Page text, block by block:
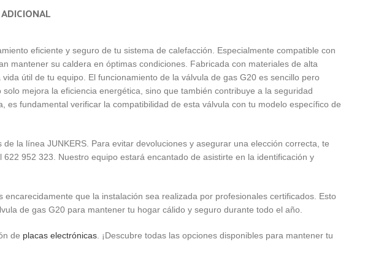
eficiente y seguro de tu sistema de calefacción. Especialmente compatible con
mantener su caldera en óptimas condiciones. Fabricada con materiales de alta
útil de tu equipo. El funcionamiento de la válvula de gas G20 es sencillo pero
mejora la eficiencia energética, sino que también contribuye a la seguridad
fundamental verificar la compatibilidad de esta válvula con tu modelo específico de
la línea JUNKERS. Para evitar devoluciones y asegurar una elección correcta, te
952 323. Nuestro equipo estará encantado de asistirte en la identificación y
que la instalación sea realizada por profesionales certificados. Esto
de gas G20 para mantener tu hogar cálido y seguro durante todo el año.
de placas electrónicas . ¡Descubre todas las opciones disponibles para mantener tu